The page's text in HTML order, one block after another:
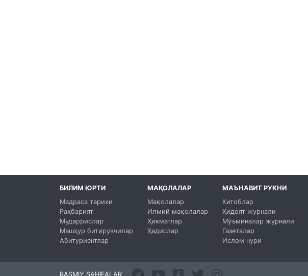
БИЛИМ ЮРТИ
Мадраса тарихи
Раҳбарият
Мударрислар
Машҳур битирувчилар
Абитуриентлар
МАҚОЛАЛАР
Мақолалар
Илмий мақолалар
Ҳикматлар
Ҳадислар
МАЪНАВИТ РУКНИ
Китоблар
Ҳидоят журнали
Мўъминалар журнали
Газеталар
Ислом нури
RASMIY SAHIFALAR